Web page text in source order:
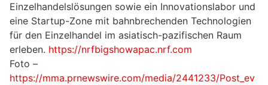
Einzelhandelslösungen sowie ein Innovationslabor und
eine Startup-Zone mit bahnbrechenden Technologien
für den Einzelhandel im asiatisch-pazifischen Raum
erleben. https://nrfbigshowapac.nrf.com
Foto –
https://mma.prnewswire.com/media/2441233/Post_ev